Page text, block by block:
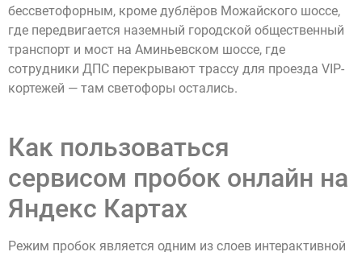
бессветофорным, кроме дублёров Можайского шоссе,
где передвигается наземный городской общественный
транспорт и мост на Аминьевском шоссе, где
сотрудники ДПС перекрывают трассу для проезда VIP-
кортежей — там светофоры остались.
Как пользоваться
сервисом пробок онлайн на
Яндекс Картах
Режим пробок является одним из слоев интерактивной